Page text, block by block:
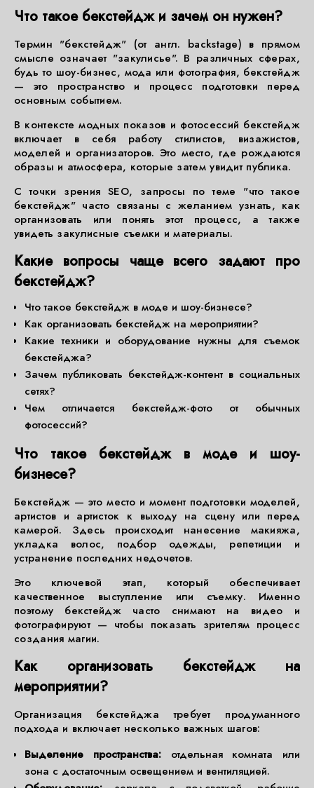
Что такое бекстейдж и зачем он нужен?
Термин "бекстейдж" (от англ. backstage) в прямом
смысле означает "закулисье". В различных сферах,
будь то шоу-бизнес, мода или фотография, бекстейдж
— это пространство и процесс подготовки перед
основным событием.
В контексте модных показов и фотосессий бекстейдж
включает в себя работу стилистов, визажистов,
моделей и организаторов. Это место, где рождаются
образы и атмосфера, которые затем увидит публика.
С точки зрения SEO, запросы по теме "что такое
бекстейдж" часто связаны с желанием узнать, как
организовать или понять этот процесс, а также
увидеть закулисные съемки и материалы.
Какие вопросы чаще всего задают про
бекстейдж?
Что такое бекстейдж в моде и шоу-бизнесе?
Как организовать бекстейдж на мероприятии?
Какие техники и оборудование нужны для съемок
бекстейджа?
Зачем публиковать бекстейдж-контент в социальных
сетях?
Чем отличается бекстейдж-фото от обычных
фотосессий?
Что такое бекстейдж в моде и шоу-
бизнесе?
Бекстейдж — это место и момент подготовки моделей,
артистов и артисток к выходу на сцену или перед
камерой. Здесь происходит нанесение макияжа,
укладка волос, подбор одежды, репетиции и
устранение последних недочетов.
Это ключевой этап, который обеспечивает
качественное выступление или съемку. Именно
поэтому бекстейдж часто снимают на видео и
фотографируют — чтобы показать зрителям процесс
создания магии.
Как организовать бекстейдж на
мероприятии?
Организация бекстейджа требует продуманного
подхода и включает несколько важных шагов:
Выделение пространства:отдельная комната или
зона с достаточным освещением и вентиляцией.